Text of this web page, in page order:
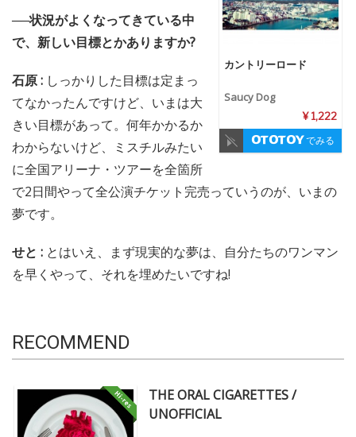
カントリーロード
Saucy Dog
¥ 1,222
でみる
──状況がよくなってきている中
で、新しい目標とかありますか?
石原 : しっかりした目標は定まっ
てなかったんですけど、いまは大
きい目標があって。何年かかるか
わからないけど、ミスチルみたい
に全国アリーナ・ツアーを全箇所
で2日間やって全公演チケット完売っていうのが、いまの
夢です。
せと : とはいえ、まず現実的な夢は、自分たちのワンマン
を早くやって、それを埋めたいですね!
RECOMMEND
THE ORAL CIGARETTES /
UNOFFICIAL